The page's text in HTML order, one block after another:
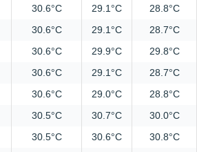
30.6°C 29.1°C
28.8°C
30.6°C 29.1°C
28.7°C
30.6°C 29.9°C
29.8°C
30.6°C 29.1°C
28.7°C
30.6°C 29.0°C
28.8°C
30.5°C 30.7°C
30.0°C
30.5°C 30.6°C
30.8°C